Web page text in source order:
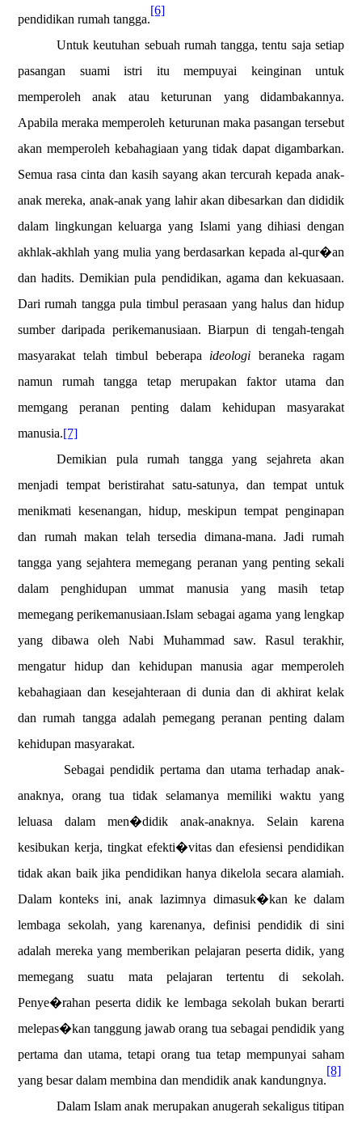
pendidikan rumah tangga.
[6]
Untuk keutuhan sebuah rumah tangga, tentu saja setiap
pasangan suami istri itu mempuyai keinginan untuk
memperoleh anak atau keturunan yang didambakannya.
Apabila meraka memperoleh keturunan maka pasangan tersebut
akan memperoleh kebahagiaan yang tidak dapat digambarkan.
Semua rasa cinta dan kasih sayang akan tercurah kepada anak-
anak mereka, anak-anak yang lahir akan dibesarkan dan dididik
dalam lingkungan keluarga yang Islami yang dihiasi dengan
akhlak-akhlah yang mulia yang berdasarkan kepada al-qur�an
dan hadits. Demikian pula pendidikan, agama dan kekuasaan.
Dari rumah tangga pula timbul perasaan yang halus dan hidup
sumber daripada perikemanusiaan. Biarpun di tengah-tengah
masyarakat telah timbul beberapa ideologi beraneka ragam
namun rumah tangga tetap merupakan faktor utama dan
memgang peranan penting dalam kehidupan masyarakat
manusia.[7]
Demikian pula rumah tangga yang sejahreta akan
menjadi tempat beristirahat satu-satunya, dan tempat untuk
menikmati kesenangan, hidup, meskipun tempat penginapan
dan rumah makan telah tersedia dimana-mana. Jadi rumah
tangga yang sejahtera memegang peranan yang penting sekali
dalam penghidupan ummat manusia yang masih tetap
memegang perikemanusiaan.Islam sebagai agama yang lengkap
yang dibawa oleh Nabi Muhammad saw. Rasul terakhir,
mengatur hidup dan kehidupan manusia agar memperoleh
kebahagiaan dan kesejahteraan di dunia dan di akhirat kelak
dan rumah tangga adalah pemegang peranan penting dalam
kehidupan masyarakat.
Sebagai pendidik pertama dan utama terhadap anak-
anaknya, orang tua tidak selamanya memiliki waktu yang
leluasa dalam men�didik anak-anaknya. Selain karena
kesibukan kerja, tingkat efekti�vitas dan efesiensi pendidikan
tidak akan baik jika pendidikan hanya dikelola secara alamiah.
Dalam konteks ini, anak lazimnya dimasuk�kan ke dalam
lembaga sekolah, yang karenanya, definisi pendidik di sini
adalah mereka yang memberikan pelajaran peserta didik, yang
memegang suatu mata pelajaran tertentu di sekolah.
Penye�rahan peserta didik ke lembaga sekolah bukan berarti
melepas�kan tanggung jawab orang tua sebagai pendidik yang
pertama dan utama, tetapi orang tua tetap mempunyai saham
yang besar dalam membina dan mendidik anak kandungnya.
[8]
Dalam Islam anak merupakan anugerah sekaligus titipan